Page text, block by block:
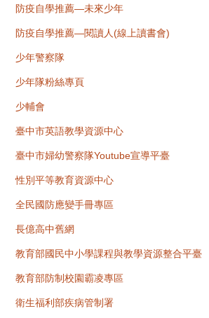
防疫自學推薦—未來少年
防疫自學推薦—閱讀人(線上讀書會)
少年警察隊
少年隊粉絲專頁
少輔會
臺中市英語教學資源中心
臺中市婦幼警察隊Youtube宣導平臺
性別平等教育資源中心
全民國防應變手冊專區
長億高中舊網
教育部國民中小學課程與教學資源整合平臺
教育部防制校園霸凌專區
衛生福利部疾病管制署